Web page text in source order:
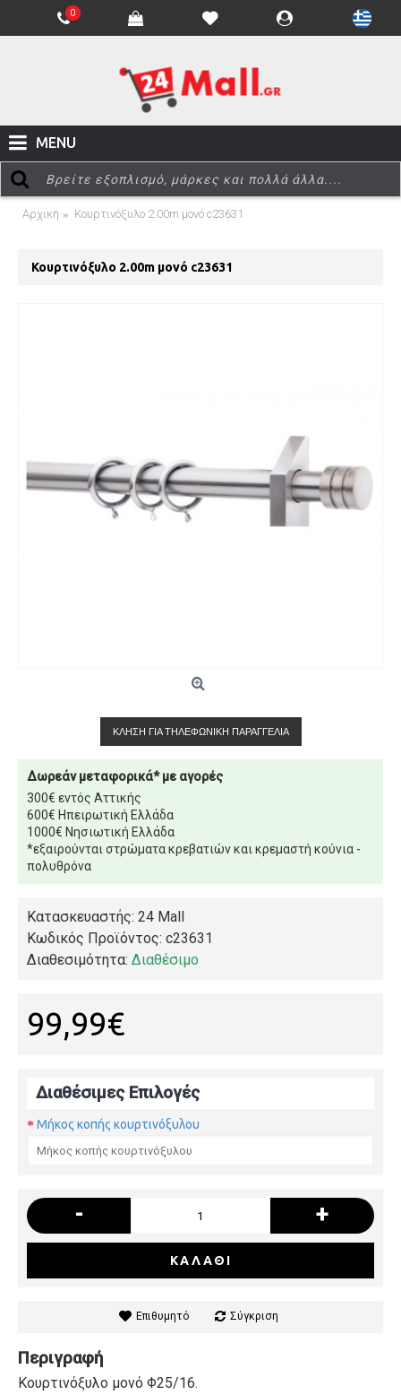
0
MENU
Αρχική Κουρτινόξυλο 2.00m μονό c23631
Κουρτινόξυλο 2.00m μονό c23631
ΚΛΉΣΗ ΓΙΑ ΤΗΛΕΦΩΝΙΚΉ ΠΑΡΑΓΓΕΛΊΑ
Δωρεάν μεταφορικά* με αγορές
300€ εντός Αττικής
600€ Ηπειρωτική Ελλάδα
1000€ Νησιωτική Ελλάδα
*εξαιρούνται στρώματα κρεβατιών και κρεμαστή κούνια -
πολυθρόνα
Κατασκευαστής: 24 Mall
Κωδικός Προϊόντος: c23631
Διαθεσιμότητα: Διαθέσιμο
99,99€
Διαθέσιμες Επιλογές
Μήκος κοπής κουρτινόξυλου
- +
ΚΑΛΆΘΙ
Επιθυμητό Σύγκριση
Περιγραφή
Κουρτινόξυλο μονό Φ25/16.